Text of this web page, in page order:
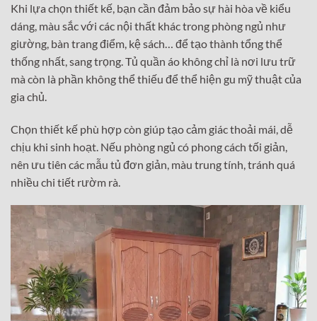
Khi lựa chọn thiết kế, bạn cần đảm bảo sự hài hòa về kiểu
dáng, màu sắc với các nội thất khác trong phòng ngủ như
giường, bàn trang điểm, kệ sách… để tạo thành tổng thể
thống nhất, sang trọng. Tủ quần áo không chỉ là nơi lưu trữ
mà còn là phần không thể thiếu để thể hiện gu mỹ thuật của
gia chủ.
Chọn thiết kế phù hợp còn giúp tạo cảm giác thoải mái, dễ
chịu khi sinh hoạt. Nếu phòng ngủ có phong cách tối giản,
nên ưu tiên các mẫu tủ đơn giản, màu trung tính, tránh quá
nhiều chi tiết rườm rà.